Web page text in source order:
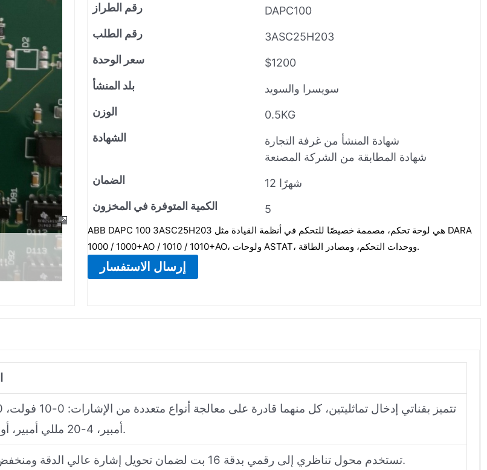
رقم الطراز
DAPC100
رقم الطلب
3ASC25H203
سعر الوحدة
$1200
بلد المنشأ
سويسرا والسويد
الوزن
0.5KG
الشهادة
شهادة المنشأ من غرفة التجارة
شهادة المطابقة من الشركة المصنعة
الضمان
12 شهرًا
الكمية المتوفرة في المخزون
5
ABB DAPC 100 3ASC25H203 هي لوحة تحكم، مصممة خصيصًا للتحكم في أنظمة القيادة مثل DARA
1000 / 1000+AO / 1010 / 1010+AO، ولوحات ASTAT، ووحدات التحكم، ومصادر الطاقة.
إرسال الاستفسار
أمبير، 4-20 مللي أمبير، أو 1-5 فولت.
تستخدم محول تناظري إلى رقمي بدقة 16 بت لضمان تحويل إشارة عالي الدقة ومنخفض الضوضاء.